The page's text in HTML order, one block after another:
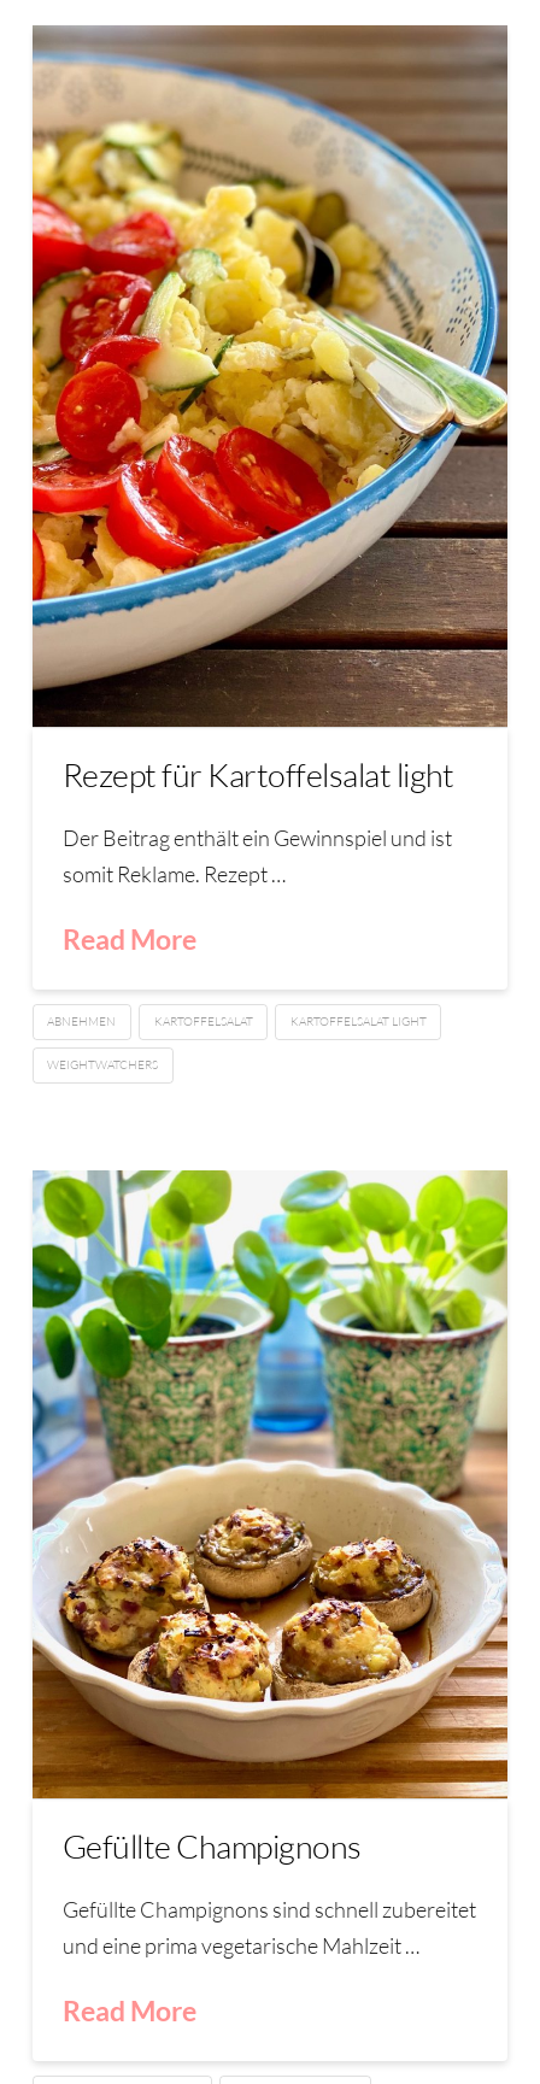
Rezept für Kartoffelsalat light
Der Beitrag enthält ein Gewinnspiel und ist
somit Reklame. Rezept …
Read More
ABNEHMEN KARTOFFELSALAT KARTOFFELSALAT LIGHT
WEIGHTWATCHERS
Gefüllte Champignons
Gefüllte Champignons sind schnell zubereitet
und eine prima vegetarische Mahlzeit …
Read More